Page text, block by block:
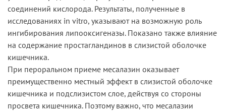
соединений кислорода. Результаты, полученные в
исследованиях in vitro, указывают на возможную роль
ингибирования липооксигеназы. Показано также влияние
на содержание простагландинов в слизистой оболочке
кишечника.
При пероральном приеме месалазин оказывает
преимущественно местный эффект в слизистой оболочке
кишечника и подслизистом слое, действуя со стороны
просвета кишечника. Поэтому важно, что месалазии